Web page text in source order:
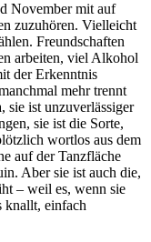
November mit auf
zuzuhören. Vielleicht
Freundschaften
arbeiten, viel Alkohol
der Erkenntnis
mehr trennt
sie ist unzuverlässiger
sie ist die Sorte,
wortlos aus dem
auf der Tanzfläche
Aber sie ist auch die,
– weil es, wenn sie
knallt, einfach